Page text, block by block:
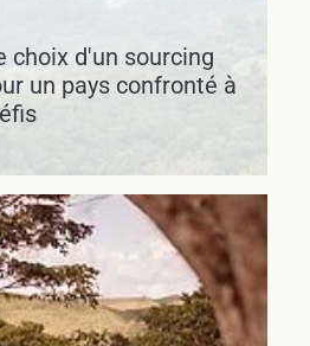
choix d'un sourcing
un pays confronté à